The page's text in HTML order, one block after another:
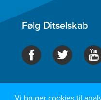
Følg Ditselskab
Vi bruger cookies til